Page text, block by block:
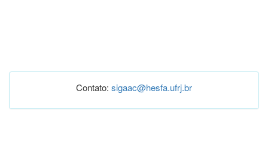
Contato: sigaac@hesfa.ufrj.br